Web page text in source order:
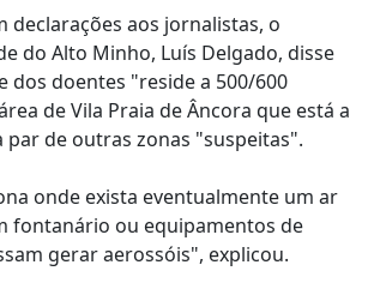
declarações aos jornalistas, o
do Alto Minho, Luís Delgado, disse
dos doentes "reside a 500/600
de Vila Praia de Âncora que está a
par de outras zonas "suspeitas".
onde exista eventualmente um ar
fontanário ou equipamentos de
gerar aerossóis", explicou.